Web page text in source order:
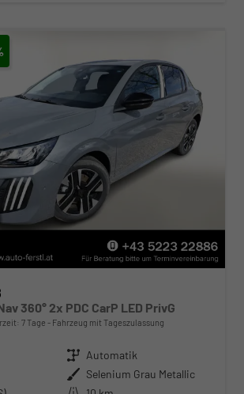
360° 2x PDC CarP LED PrivG
7 Tage Fahrzeug mit Tageszulassung
Getriebe Automatik
Außenfarbe Selenium Grau Metallic